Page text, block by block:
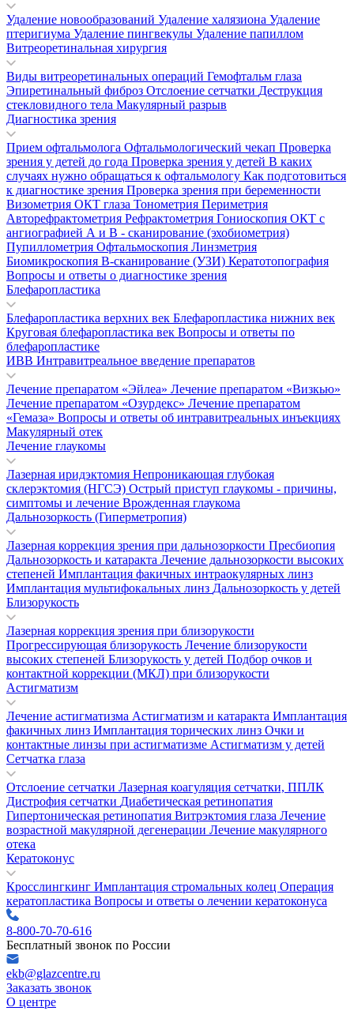
Удаление новообразований Удаление халязиона Удаление
птеригиума Удаление пингвекулы Удаление папиллом
Витреоретинальная хирургия
Виды витреоретинальных операций Гемофтальм глаза
Эпиретинальный фиброз Отслоение сетчатки Деструкция
стекловидного тела Макулярный разрыв
Диагностика зрения
Прием офтальмолога Офтальмологический чекап Проверка
зрения у детей до года Проверка зрения у детей В каких
случаях нужно обращаться к офтальмологу Как подготовиться
к диагностике зрения Проверка зрения при беременности
Визометрия ОКТ глаза Тонометрия Периметрия
Авторефрактометрия Рефрактометрия Гониоскопия ОКТ с
ангиографией А и В - сканирование (эхобиометрия)
Пупиллометрия Офтальмоскопия Линзметрия
Биомикроскопия В-сканирование (УЗИ) Кератотопография
Вопросы и ответы о диагностике зрения
Блефаропластика
Блефаропластика верхних век Блефаропластика нижних век
Круговая блефаропластика век Вопросы и ответы по
блефаропластике
ИВВ Интравитреальное введение препаратов
Лечение препаратом «Эйлеа» Лечение препаратом «Визкью»
Лечение препаратом «Озурдекс» Лечение препаратом
«Гемаза» Вопросы и ответы об интравитреальных инъекциях
Макулярный отек
Лечение глаукомы
Лазерная иридэктомия Непроникающая глубокая
склерэктомия (НГСЭ) Острый приступ глаукомы - причины,
симптомы и лечение Врожденная глаукома
Дальнозоркость (Гиперметропия)
Лазерная коррекция зрения при дальнозоркости Пресбиопия
Дальнозоркость и катаракта Лечение дальнозоркости высоких
степеней Имплантация факичных интраокулярных линз
Имплантация мультифокальных линз Дальнозоркость у детей
Близорукость
Лазерная коррекция зрения при близорукости
Прогрессирующая близорукость Лечение близорукости
высоких степеней Близорукость у детей Подбор очков и
контактной коррекции (МКЛ) при близорукости
Астигматизм
Лечение астигматизма Астигматизм и катаракта Имплантация
факичных линз Имплантация торических линз Очки и
контактные линзы при астигматизме Астигматизм у детей
Сетчатка глаза
Отслоение сетчатки Лазерная коагуляция сетчатки, ППЛК
Дистрофия сетчатки Диабетическая ретинопатия
Гипертоническая ретинопатия Витрэктомия глаза Лечение
возрастной макулярной дегенерации Лечение макулярного
отека
Кератоконус
Кросслингкинг Имплантация стромальных колец Операция
кератопластика Вопросы и ответы о лечении кератоконуса
8-800-70-70-616
Бесплатный звонок по России
ekb@glazcentre.ru
Заказать звонок
О центре